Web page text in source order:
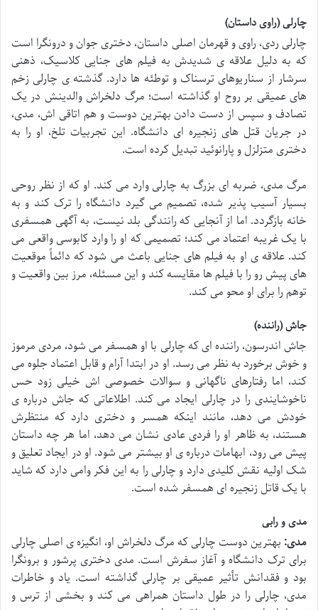
چارلی (راوی داستان)
چارلی ردی، راوی و قهرمان اصلی داستان، دختری جوان و درونگرا است
که به دلیل علاقه ی شدیدش به فیلم های جنایی کلاسیک، ذهنی
سرشار از سناریوهای ترسناک و توطئه ها دارد. گذشته ی چارلی زخم
های عمیقی بر روح او گذاشته است؛ مرگ دلخراش والدینش در یک
تصادف و سپس از دست دادن بهترین دوست و هم اتاقی اش، مدی،
در جریان قتل های زنجیره ای دانشگاه. این تجربیات تلخ، او را به
دختری متزلزل و پارانوئید تبدیل کرده است.
مرگ مدی، ضربه ای بزرگ به چارلی وارد می کند. او که از نظر روحی
بسیار آسیب پذیر شده، تصمیم می گیرد دانشگاه را ترک کند و به
خانه بازگردد. اما از آنجایی که رانندگی بلد نیست، به آگهی همسفری
با یک غریبه اعتماد می کند؛ تصمیمی که او را وارد کابوسی واقعی می
کند. علاقه ی او به فیلم های جنایی باعث می شود که دائماً موقعیت
های پیش رو را با فیلم ها مقایسه کند و این مسئله، مرز بین واقعیت و
توهم را برای او محو می کند.
جاش (راننده)
جاش اندرسون، راننده ای که چارلی با او همسفر می شود، مردی مرموز
و خوش برخورد به نظر می رسد. او در ابتدا آرام و قابل اعتماد جلوه می
کند، اما رفتارهای ناگهانی و سوالات خصوصی اش خیلی زود حس
ناخوشایندی را در چارلی ایجاد می کند. اطلاعاتی که جاش درباره ی
خودش می دهد، مانند اینکه همسر و دختری دارد که منتظرش
هستند، به ظاهر او را فردی عادی نشان می دهد، اما هر چه داستان
پیش می رود، ابهامات درباره ی او بیشتر می شود. او در ایجاد تعلیق و
شک اولیه نقش کلیدی دارد و چارلی را به این فکر وامی دارد که شاید
با یک قاتل زنجیره ای همسفر شده است.
مدی و رابی
مدی: بهترین دوست چارلی که مرگ دلخراش او، انگیزه ی اصلی چارلی
برای ترک دانشگاه و آغاز سفرش است. مدی دختری پرشور و برونگرا
بود و فقدانش تأثیر عمیقی بر چارلی گذاشته است. یاد و خاطرات
مدی، چارلی را در طول داستان همراهی می کند و بخشی از ترس و